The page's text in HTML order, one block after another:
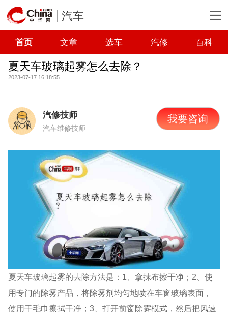
汽车
首页 文章 选车 汽修 百科
夏天车玻璃起雾怎么去除？
2023-07-17 16:18:55
汽修技师
汽车维修技师
我要咨询
夏天车玻璃起雾的去除方法是：1、拿抹布擦干净；2、使
用专门的除雾产品，将除雾剂均匀地喷在车窗玻璃表面，
使用干毛巾擦拭干净；3、打开前窗除雾模式，然后把风速